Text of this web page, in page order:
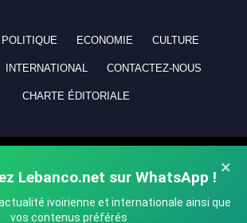
×
Lebanco.net sur WhatsApp !
ivoirienne et internationale ainsi que
vos contenus préférés
POLITIQUE ECONOMIE CULTURE
INTERNATIONAL CONTACTEZ-NOUS
CHARTE ÉDITORIALE
réservés - All rights reserved.